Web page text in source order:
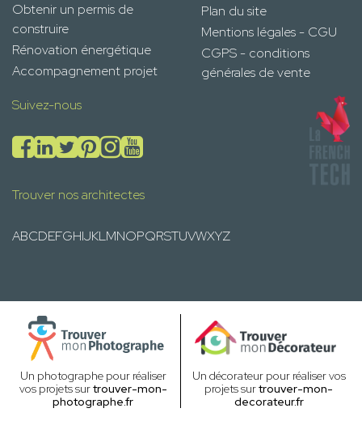
Obtenir un permis de
construire
Rénovation énergétique
Accompagnement projet
Plan du site
Mentions légales - CGU
CGPS - conditions
générales de vente
Suivez-nous
Trouver nos architectes
ABCDEFGHIJKLMNOPQRSTUVWXYZ
Un photographe pour réaliser
vos projets surtrouver-mon-
photographe.fr
Un décorateur pour réaliser vos
projets surtrouver-mon-
decorateur.fr